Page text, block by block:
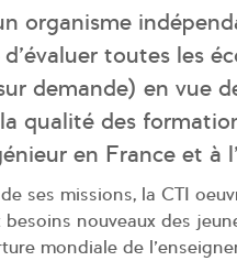
organisme
toutes les
demande) en vue
qualité des
en France et à
ses missions, la CTI
nouveaux des
mondiale de